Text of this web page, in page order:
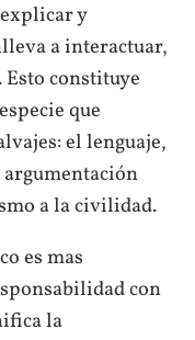
y
a interactuar,
constituye
que
el lenguaje,
a la civilidad.
es mas
con
la